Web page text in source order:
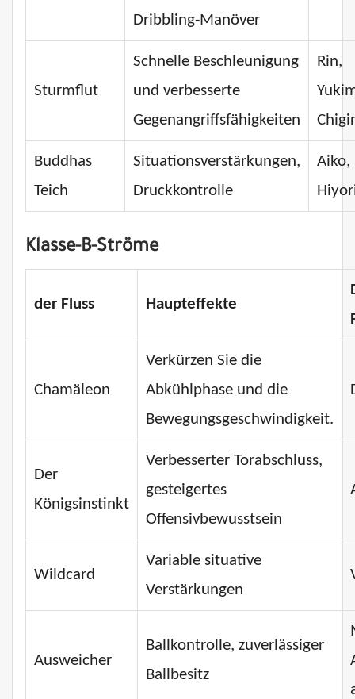
Dribbling-Manöver
Sturmflut
Schnelle Beschleunigung
und verbesserte
Gegenangriffsfähigkeiten
Rin,
Buddhas
Teich
Situationsverstärkungen,
Druckkontrolle
Aiko,
Klasse-B-Ströme
der Fluss Haupteffekte
Chamäleon
Verkürzen Sie die
Abkühlphase und die
Bewegungsgeschwindigkeit.
Der
Königsinstinkt
Verbesserter Torabschluss,
gesteigertes
Offensivbewusstsein
Wildcard
Variable situative
Verstärkungen
Ausweicher
Ballkontrolle, zuverlässiger
Ballbesitz